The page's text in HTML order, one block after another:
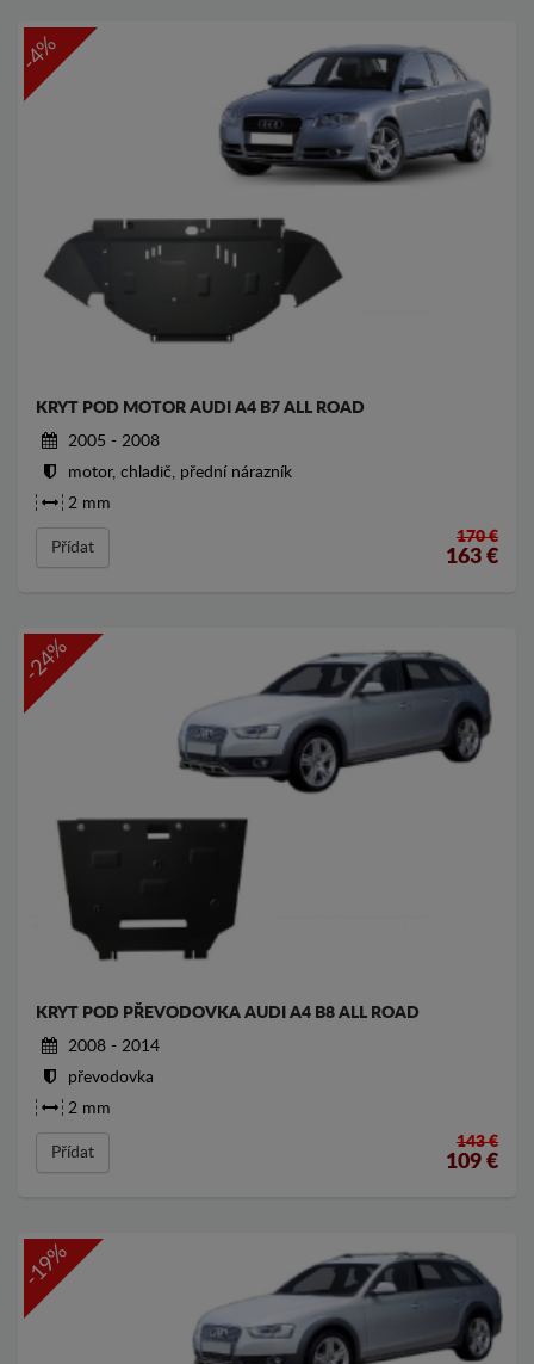
-4%
KRYT POD MOTOR AUDI A4 B7 ALL ROAD
2005 - 2008
motor, chladič, přední nárazník
2 mm
Přídat
170 €
163 €
-24%
KRYT POD PŘEVODOVKA AUDI A4 B8 ALL ROAD
2008 - 2014
převodovka
2 mm
Přídat
143 €
109 €
-19%